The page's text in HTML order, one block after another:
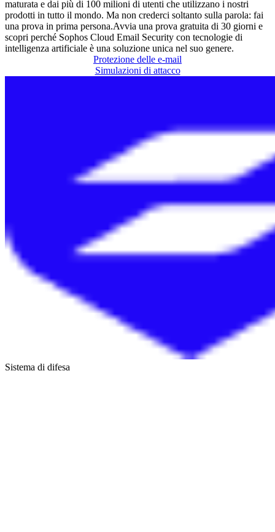
maturata e dai più di 100 milioni di utenti che utilizzano i nostri
prodotti in tutto il mondo. Ma non crederci soltanto sulla parola: fai
una prova in prima persona.Avvia una prova gratuita di 30 giorni e
scopri perché Sophos Cloud Email Security con tecnologie di
intelligenza artificiale è una soluzione unica nel suo genere.
Protezione delle e-mail
Simulazioni di attacco
Sistema di difesa